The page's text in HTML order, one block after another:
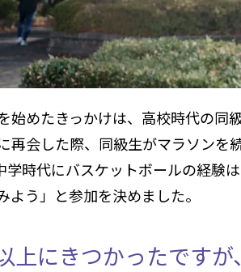
始めたきっかけは、高校時代の同
再会した際、同級生がマラソンを
学時代にバスケットボールの経験
よう」と参加を決めました。
上にきつかったです